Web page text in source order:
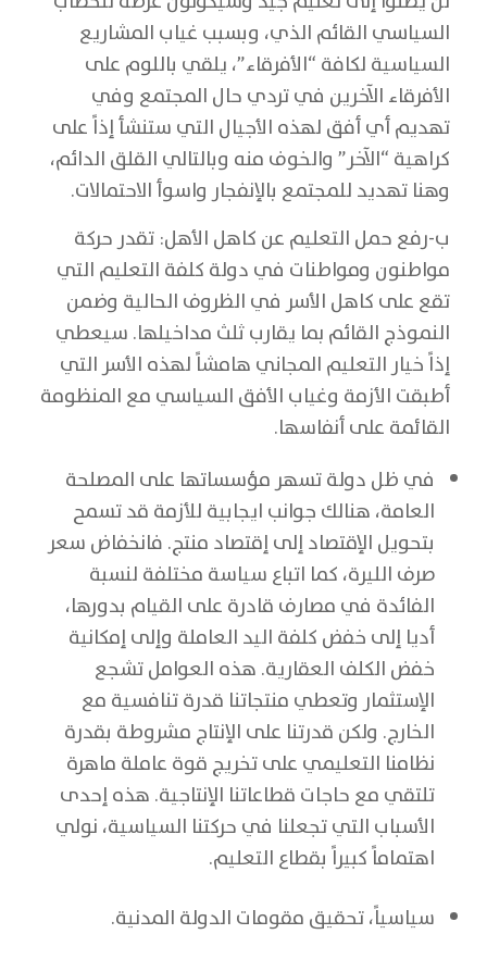
السياسي القائم الذي، وبسبب غياب المشاريع
السياسية لكافة “الأفرقاء”، يلقي باللوم على
الأفرقاء الآخرين في تردي حال المجتمع وفي
تهديم أي أفق لهذه الأجيال التي ستنشأ إذاً على
كراهية “الآخر” والخوف منه وبالتالي القلق الدائم،
وهنا تهديد للمجتمع بالإنفجار واسوأ الاحتمالات.
ب-رفع حمل التعليم عن كاهل الأهل: تقدر حركة
مواطنون ومواطنات في دولة كلفة التعليم التي
تقع على كاهل الأسر في الظروف الحالية وضمن
النموذج القائم بما يقارب ثلث مداخيلها. سيعطي
إذاً خيار التعليم المجاني هامشاً لهذه الأسر التي
أطبقت الأزمة وغياب الأفق السياسي مع المنظومة
القائمة على أنفاسها.
في ظل دولة تسهر مؤسساتها على المصلحة
العامة، هنالك جوانب ايجابية للأزمة قد تسمح
بتحويل الإقتصاد إلى إقتصاد منتج. فانخفاض سعر
صرف الليرة، كما اتباع سياسة مختلفة لنسبة
الفائدة في مصارف قادرة على القيام بدورها،
أديا إلى خفض كلفة اليد العاملة وإلى إمكانية
خفض الكلف العقارية. هذه العوامل تشجع
الإستثمار وتعطي منتجاتنا قدرة تنافسية مع
الخارج. ولكن قدرتنا على الإنتاج مشروطة بقدرة
نظامنا التعليمي على تخريج قوة عاملة ماهرة
تلتقي مع حاجات قطاعاتنا الإنتاجية. هذه إحدى
الأسباب التي تجعلنا في حركتنا السياسية، نولي
اهتماماً كبيراً بقطاع التعليم.
سياسياً، تحقيق مقومات الدولة المدنية.